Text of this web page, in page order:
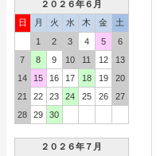
２０２６年６月
日
月 火 水 木 金
土
1
2 3 4 5
6
7
8 9 10 11 12
13
14
15 16 17 18 19
20
21
22 23 24 25 26
27
28
29 30
２０２６年７月